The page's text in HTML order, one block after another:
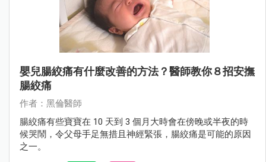
嬰兒腸絞痛有什麼改善的方法？醫師教你８招安撫
腸絞痛
作者：黑倫醫師
腸絞痛有些寶寶在 10 天到 3 個月大時會在傍晚或半夜的時
候哭鬧，令父母手足無措且神經緊張，腸絞痛是可能的原因
之一。